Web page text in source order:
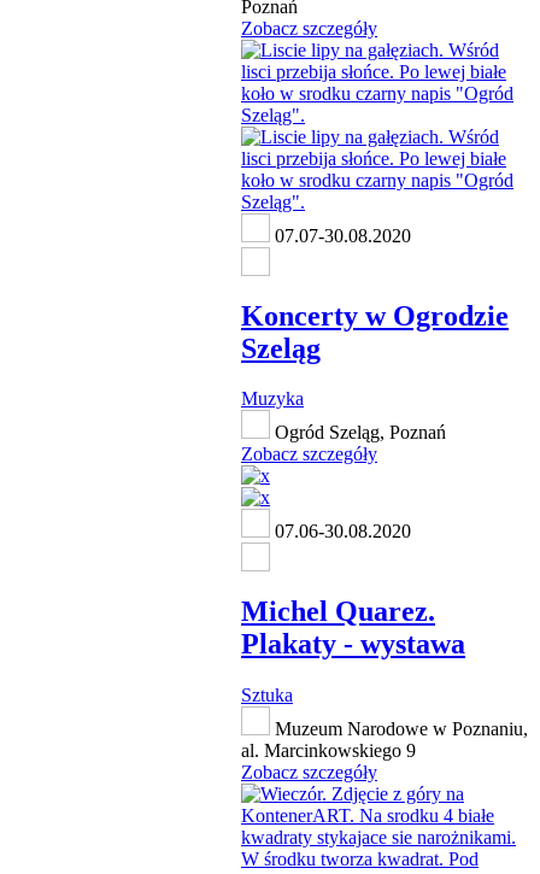
Poznań
Zobacz szczegóły
07.07-30.08.2020
Koncerty w Ogrodzie
Szeląg
Muzyka
Ogród Szeląg, Poznań
Zobacz szczegóły
07.06-30.08.2020
Michel Quarez.
Plakaty - wystawa
Sztuka
Muzeum Narodowe w Poznaniu,
al. Marcinkowskiego 9
Zobacz szczegóły